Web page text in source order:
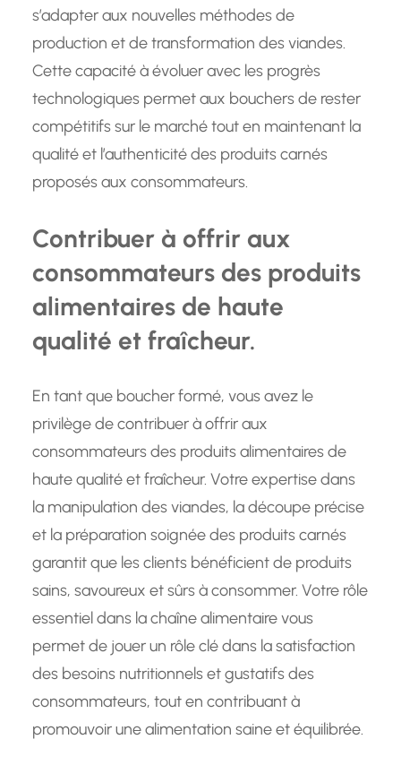
s’adapter aux nouvelles méthodes de
production et de transformation des viandes.
Cette capacité à évoluer avec les progrès
technologiques permet aux bouchers de rester
compétitifs sur le marché tout en maintenant la
qualité et l’authenticité des produits carnés
proposés aux consommateurs.
Contribuer à offrir aux
consommateurs des produits
alimentaires de haute
qualité et fraîcheur.
En tant que boucher formé, vous avez le
privilège de contribuer à offrir aux
consommateurs des produits alimentaires de
haute qualité et fraîcheur. Votre expertise dans
la manipulation des viandes, la découpe précise
et la préparation soignée des produits carnés
garantit que les clients bénéficient de produits
sains, savoureux et sûrs à consommer. Votre rôle
essentiel dans la chaîne alimentaire vous
permet de jouer un rôle clé dans la satisfaction
des besoins nutritionnels et gustatifs des
consommateurs, tout en contribuant à
promouvoir une alimentation saine et équilibrée.